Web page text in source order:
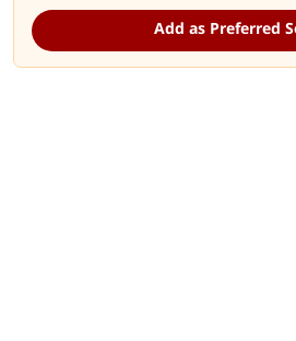
Add as Preferred